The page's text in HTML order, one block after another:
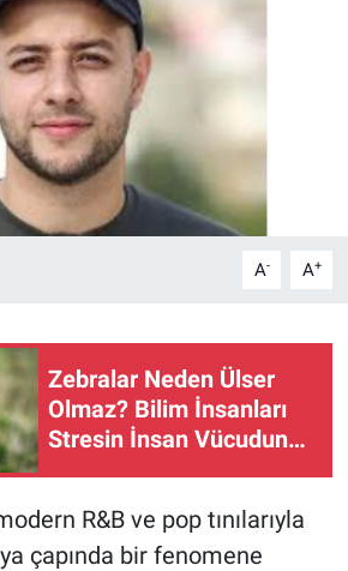
A- A+
Zebralar Neden Ülser
Olmaz? Bilim İnsanları
Stresin İnsan Vücuduna
R&B ve pop tınılarıyla
çapında bir fenomene